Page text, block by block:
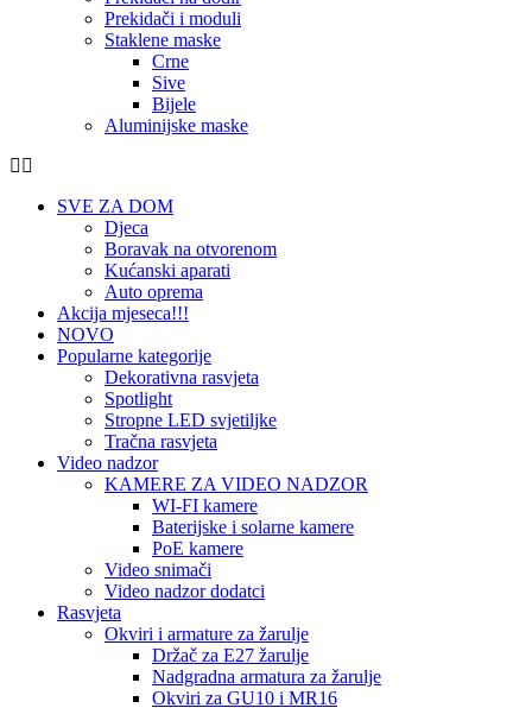
Prekidači i moduli
Staklene maske
Crne
Sive
Bijele
Aluminijske maske
SVE ZA DOM
Djeca
Boravak na otvorenom
Kućanski aparati
Auto oprema
Akcija mjeseca!!!
NOVO
Popularne kategorije
Dekorativna rasvjeta
Spotlight
Stropne LED svjetiljke
Tračna rasvjeta
Video nadzor
KAMERE ZA VIDEO NADZOR
WI-FI kamere
Baterijske i solarne kamere
PoE kamere
Video snimači
Video nadzor dodatci
Rasvjeta
Okviri i armature za žarulje
Držač za E27 žarulje
Nadgradna armatura za žarulje
Okviri za GU10 i MR16